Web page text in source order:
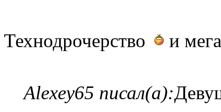
Технодрочерство и
Alexey65 писал(а):